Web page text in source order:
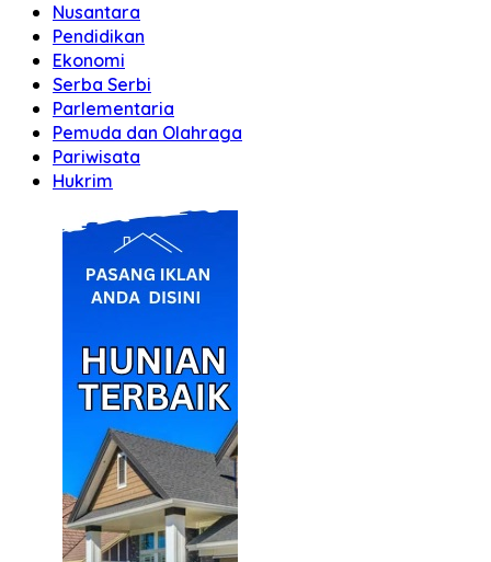
Nusantara
Pendidikan
Ekonomi
Serba Serbi
Parlementaria
Pemuda dan Olahraga
Pariwisata
Hukrim